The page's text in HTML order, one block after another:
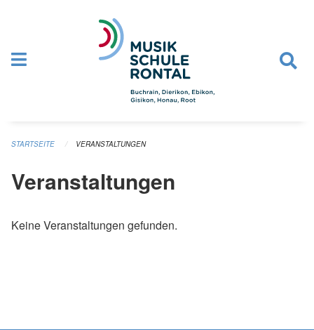
STARTSEITE VERANSTALTUNGEN
Veranstaltungen
Keine Veranstaltungen gefunden.